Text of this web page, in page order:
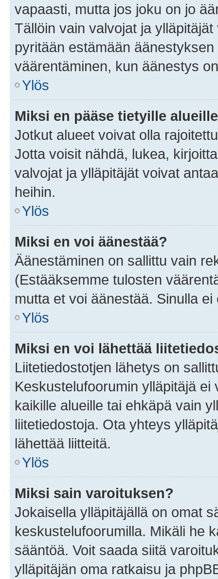
vapaasti, mutta jos joku on jo
Tällöin vain valvojat ja
pyritään estämään
väärentäminen, kun äänestys
Ylös
Miksi en pääse tietyille
Jotkut alueet voivat olla
Jotta voisit nähdä, lukea,
valvojat ja ylläpitäjät voivat
heihin.
Ylös
Miksi en voi äänestää?
Äänestäminen on sallittu vain
(Estääksemme tulosten
mutta et voi äänestää. Sinulla
Ylös
Miksi en voi lähettää
Liitetiedostotjen lähetys on
Keskustelufoorumin ylläpitäjä
kaikille alueille tai ehkäpä vain
liitetiedostoja. Ota yhteys
lähettää liitteitä.
Ylös
Miksi sain varoituksen?
Jokaisella ylläpitäjällä on omat
keskustelufoorumilla. Mikäli he
sääntöä. Voit saada siitä
ylläpitäjän oma ratkaisu ja